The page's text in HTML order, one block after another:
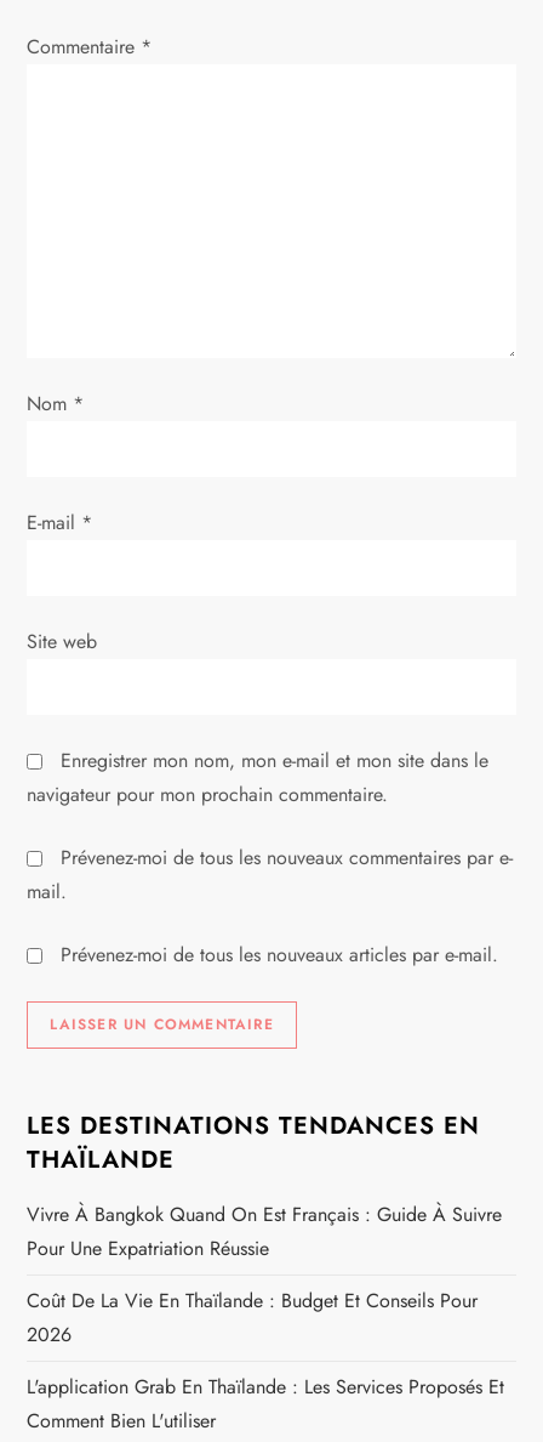
i
’
r
e
Commentaire *
Nom *
E-mail *
Site web
Enregistrer mon nom, mon e-mail et mon site dans le
navigateur pour mon prochain commentaire.
Prévenez-moi de tous les nouveaux commentaires par e-
mail.
Prévenez-moi de tous les nouveaux articles par e-mail.
LES DESTINATIONS TENDANCES EN
THAÏLANDE
Vivre À Bangkok Quand On Est Français : Guide À Suivre
Pour Une Expatriation Réussie
Coût De La Vie En Thaïlande : Budget Et Conseils Pour
2026
L'application Grab En Thaïlande : Les Services Proposés Et
Comment Bien L'utiliser